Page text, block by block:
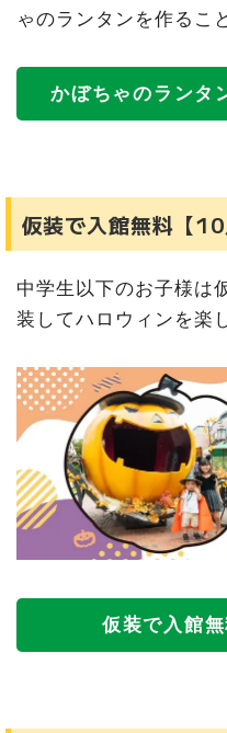
ゃのランタンを作るこ
かぼちゃのランタ
仮装で入館無料【
中学生以下のお子様は
装してハロウィンを楽
仮装で入館